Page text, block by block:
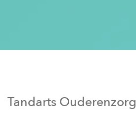
Tandarts Ouderenzorg